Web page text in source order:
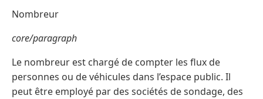
Nombreur
core/paragraph
Le nombreur est chargé de compter les flux de
personnes ou de véhicules dans l’espace public. Il
peut être employé par des sociétés de sondage, des